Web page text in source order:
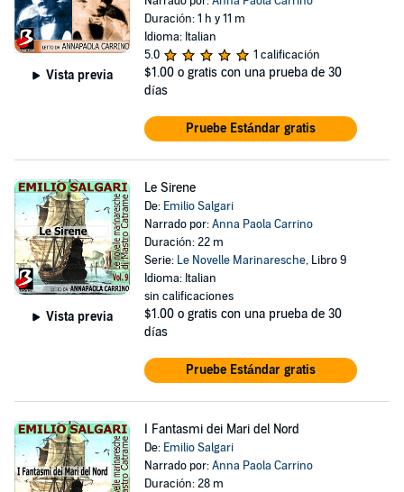
Vista previa
Duración: 1 h y 11 m
Idioma: Italian
5.0
1 calificación
$1.00 o gratis con una prueba de 30
días
Pruebe Estándar gratis
Vista previa
Le Sirene
De: Emilio Salgari
Narrado por:Anna Paola Carrino
Duración: 22 m
Serie: Le Novelle Marinaresche, Libro 9
Idioma: Italian
sin calificaciones
$1.00 o gratis con una prueba de 30
días
Pruebe Estándar gratis
I Fantasmi dei Mari del Nord
De: Emilio Salgari
Narrado por:Anna Paola Carrino
Duración: 28 m